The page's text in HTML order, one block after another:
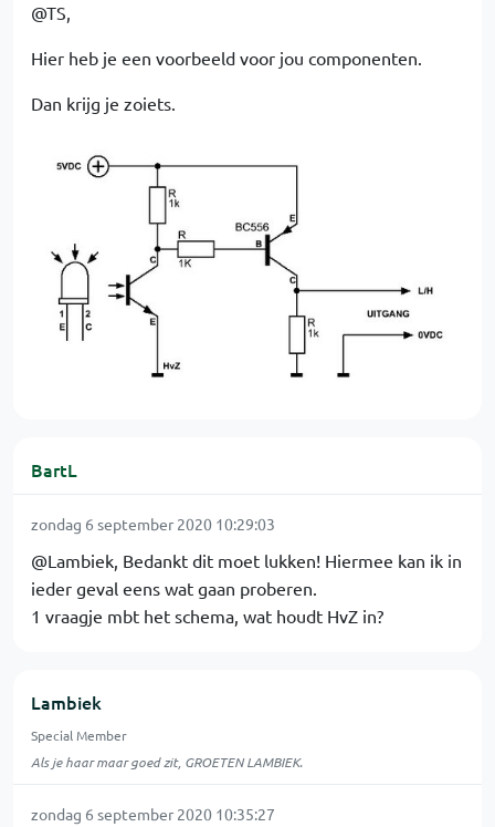
@TS,
Hier heb je een voorbeeld voor jou componenten.
Dan krijg je zoiets.
BartL
zondag 6 september 2020 10:29:03
@Lambiek, Bedankt dit moet lukken! Hiermee kan ik in
ieder geval eens wat gaan proberen.
1 vraagje mbt het schema, wat houdt HvZ in?
Lambiek
Special Member
Als je haar maar goed zit, GROETEN LAMBIEK.
zondag 6 september 2020 10:35:27